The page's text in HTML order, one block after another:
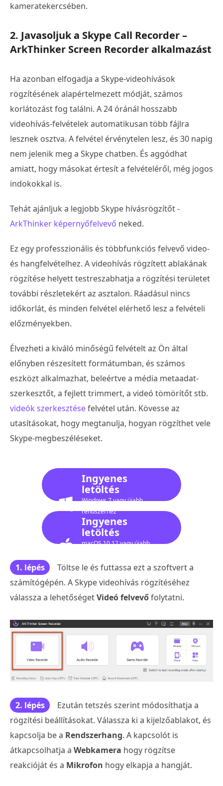
kameratekercsében.
2. Javasoljuk a Skype Call Recorder –
ArkThinker Screen Recorder alkalmazást
Ha azonban elfogadja a Skype-videohívások
rögzítésének alapértelmezett módját, számos
korlátozást fog találni. A 24 óránál hosszabb
videohívás-felvételek automatikusan több fájlra
lesznek osztva. A felvétel érvénytelen lesz, és 30 napig
nem jelenik meg a Skype chatben. És aggódhat
amiatt, hogy másokat értesít a felvételéről, még jogos
indokokkal is.
Tehát ajánljuk a legjobb Skype hívásrögzítőt -
ArkThinker képernyőfelvevő neked.
Ez egy professzionális és többfunkciós felvevő video-
és hangfelvételhez. A videohívás rögzített ablakának
rögzítése helyett testreszabhatja a rögzítési területet
további részletekért az asztalon. Ráadásul nincs
időkorlát, és minden felvétel elérhető lesz a felvételi
előzményekben.
Élvezheti a kiváló minőségű felvételt az Ön által
előnyben részesített formátumban, és számos
eszközt alkalmazhat, beleértve a média metaadat-
szerkesztőt, a fejlett trimmert, a videó tömörítőt stb.
videók szerkesztésefelvétel után. Kövesse az
utasításokat, hogy megtanulja, hogyan rögzíthet vele
Skype-megbeszéléseket.
Ingyenes
letöltés
Windows 7 vagy újabb
rendszerhez
Ingyenes
letöltés
macOS 10.12 vagy újabb
1. lépés
Töltse le és futtassa ezt a szoftvert a
számítógépén. A Skype videohívás rögzítéséhez
válassza a lehetőségetVideó felvevőfolytatni.
2. lépés
Ezután tetszés szerint módosíthatja a
rögzítési beállításokat. Válassza ki a kijelzőablakot, és
kapcsolja be a Rendszerhang. A kapcsolót is
átkapcsolhatja a Webkamera hogy rögzítse
reakcióját és a Mikrofon hogy elkapja a hangját.